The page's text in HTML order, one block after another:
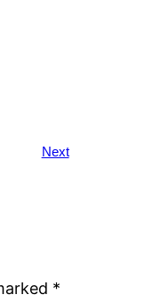
Next
*